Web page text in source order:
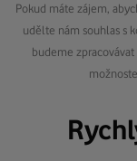
Pokud máte zájem,
udělte nám souhlas s
budeme